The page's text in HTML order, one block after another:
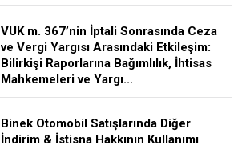
VUK m. 367’nin İptali Sonrasında Ceza
ve Vergi Yargısı Arasındaki Etkileşim:
Bilirkişi Raporlarına Bağımlılık, İhtisas
Mahkemeleri ve Yargı...
Binek Otomobil Satışlarında Diğer
İndirim & İstisna Hakkının Kullanımı